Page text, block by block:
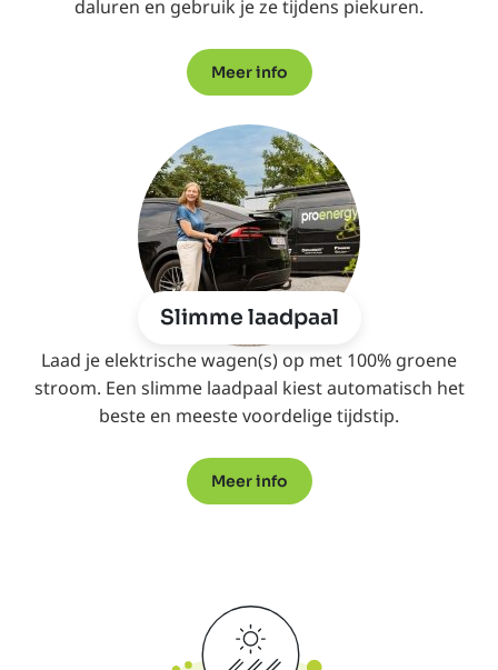
daluren en gebruik je ze tijdens piekuren.
Meer info
Slimme laadpaal
Laad je elektrische wagen(s) op met 100% groene
stroom. Een slimme laadpaal kiest automatisch het
beste en meeste voordelige tijdstip.
Meer info